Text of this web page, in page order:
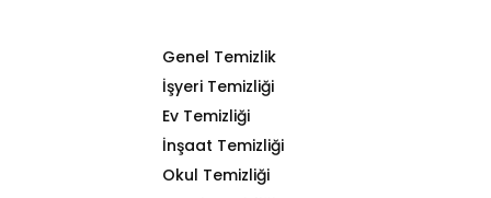
Genel Temizlik
İşyeri Temizliği
Ev Temizliği
İnşaat Temizliği
Okul Temizliği